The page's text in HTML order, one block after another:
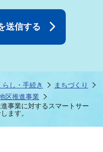
らし・手続き
まちづくり
区推進事業
事業に対するスマートサー
ます。